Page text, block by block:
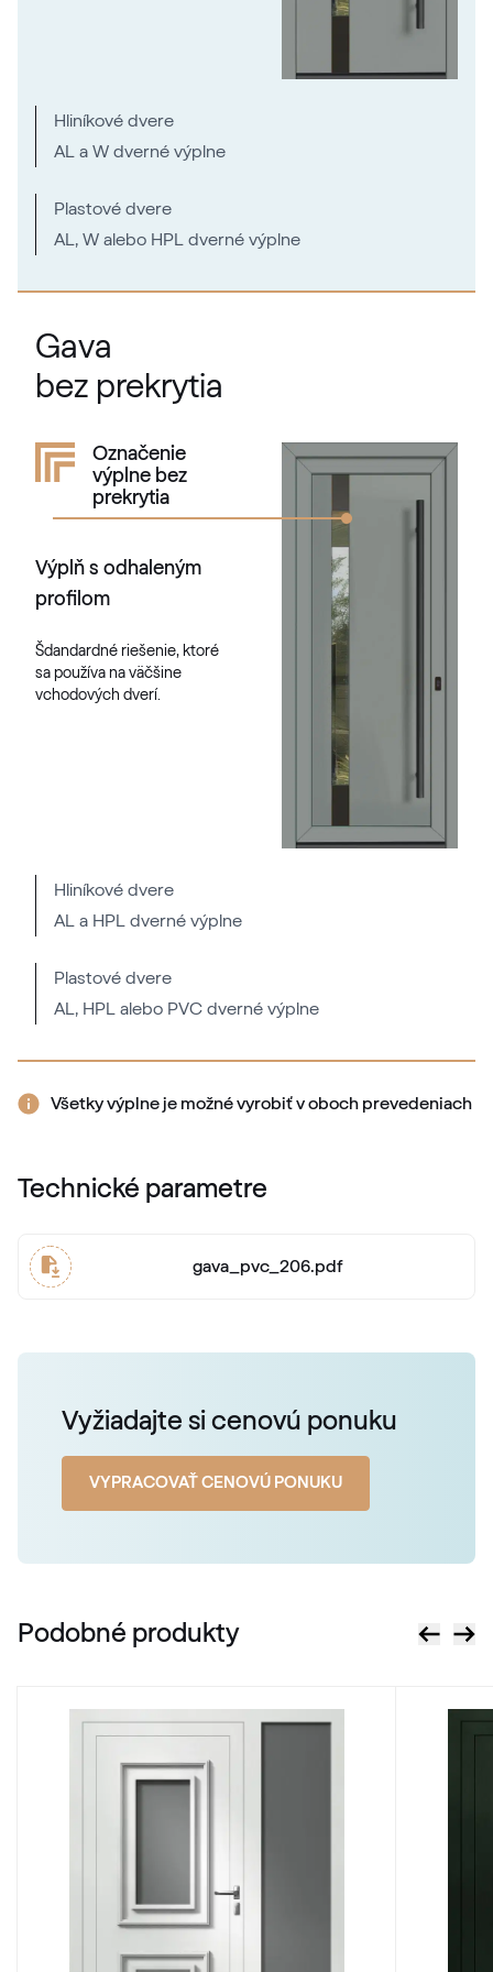
Hliníkové dvere
AL a W dverné výplne
Plastové dvere
AL, W alebo HPL dverné výplne
Gava
bez prekrytia
Označenie
výplne bez
prekrytia
Výplň s odhaleným
profilom
Šdandardné riešenie, ktoré
sa používa na väčšine
vchodových dverí.
Hliníkové dvere
AL a HPL dverné výplne
Plastové dvere
AL, HPL alebo PVC dverné výplne
Všetky výplne je možné vyrobiť v oboch prevedeniach
Technické parametre
gava_pvc_206.pdf
Vyžiadajte si cenovú ponuku
VYPRACOVAŤ CENOVÚ PONUKU
Podobné produkty